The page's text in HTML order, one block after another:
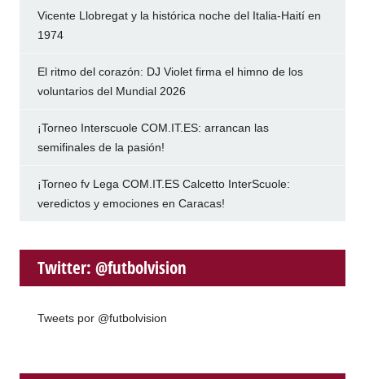
Vicente Llobregat y la histórica noche del Italia-Haití en
1974
El ritmo del corazón: DJ Violet firma el himno de los
voluntarios del Mundial 2026
¡Torneo Interscuole COM.IT.ES: arrancan las
semifinales de la pasión!
¡Torneo fv Lega COM.IT.ES Calcetto InterScuole:
veredictos y emociones en Caracas!
Twitter: @futbolvision
Tweets por @futbolvision